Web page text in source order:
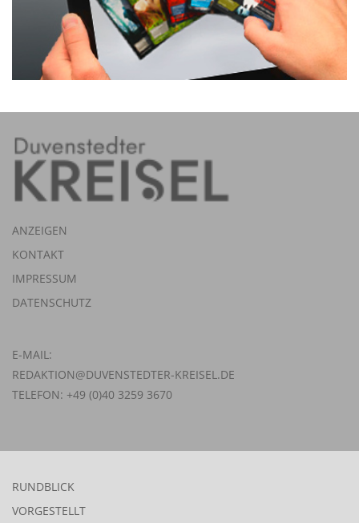
ANZEIGEN
KONTAKT
IMPRESSUM
DATENSCHUTZ
E-MAIL:
REDAKTION@DUVENSTEDTER-KREISEL.DE
TELEFON: +49 (0)40 3259 3670
RUNDBLICK
VORGESTELLT